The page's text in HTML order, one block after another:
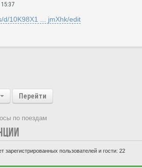
d/10K98X1 ... jmXhk/edit
Перейти
по поездам
пользователей и гости: 22